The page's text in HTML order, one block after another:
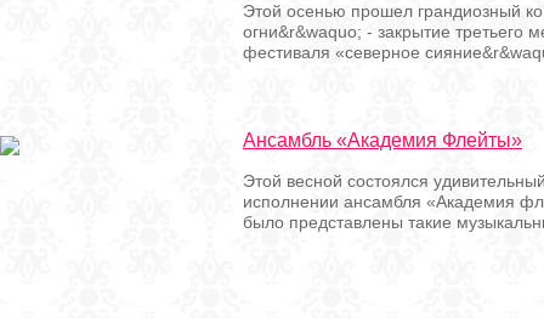
Этой осенью прошел грандиозный
огни&r&waquo; - закрытие третьего
фестиваля «северное
Ансамбль «Академия Флейты»
Этой весной состоялся
исполнении ансамбля «Академия
было представлены такие